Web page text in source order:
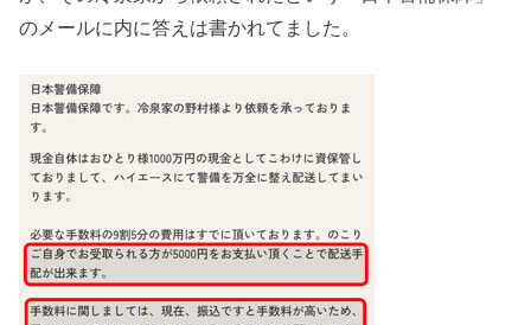
のメールに内に答えは書かれてました。